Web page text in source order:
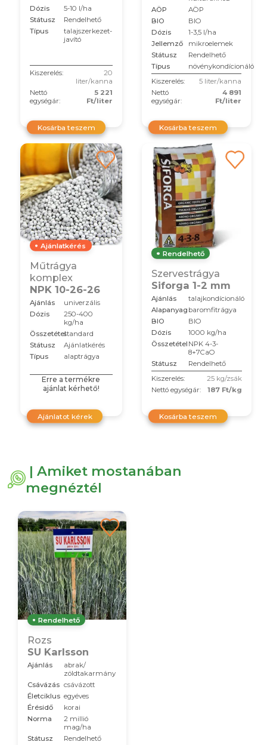
Dózis
5-10 l/ha
Státusz
Rendelhető
Típus
talajszerkezet-
javító
Kiszerelés:
20
liter/kanna
Nettó
egységár:
5 221
Ft/liter
Kosárba teszem
AÖP
AÖP
BIO
BIO
Dózis
1-3,5 l/ha
Jellemző
mikroelemek
Státusz
Rendelhető
Típus
növénykondícionáló
Kiszerelés:
5 liter/kanna
Nettó
egységár:
4 891
Ft/liter
Kosárba teszem
Ajánlatkérés
Műtrágya
komplex
NPK 10-26-26
Ajánlás
univerzális
Dózis
250-400
kg/ha
Összetételstandard
Státusz
Ajánlatkérés
Típus
alaptrágya
Erre a termékre
ajánlat kérhető!
Ajánlatot kérek
Rendelhető
Szervestrágya
Siforga 1-2 mm
Ajánlás
talajkondícionáló
Alapanyag baromfitrágya
BIO
BIO
Dózis
1000 kg/ha
Összetétel NPK 4-3-
8+7CaO
Státusz
Rendelhető
Kiszerelés:
25 kg/zsák
Nettó egységár:
187 Ft/kg
Kosárba teszem
| Amiket mostanában
megnéztél
Rendelhető
Rozs
SU Karlsson
Ajánlás
abrak/
zöldtakarmány
Csávázás csávázott
Életciklus egyéves
Érésidő
korai
Norma
2 millió
mag/ha
Státusz
Rendelhető